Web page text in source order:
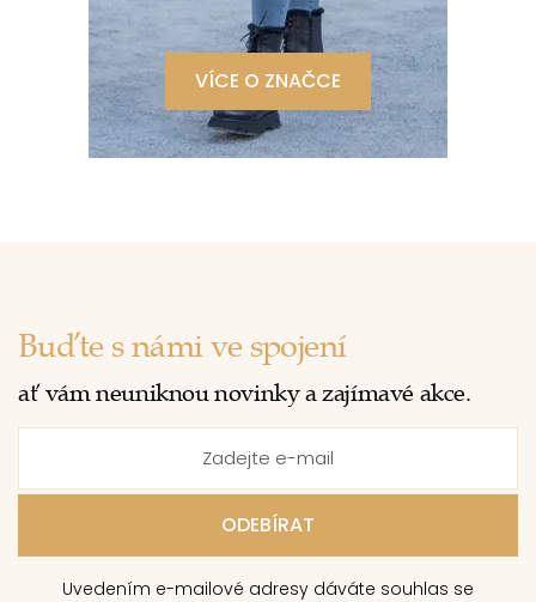
VÍCE O ZNAČCE
Buďte s námi ve spojení
ať vám neuniknou novinky a zajímavé akce.
Uvedením e-mailové adresy dáváte souhlas se